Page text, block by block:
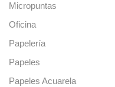
Micropuntas
Oficina
Papelería
Papeles
Papeles Acuarela